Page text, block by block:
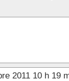
2011 10 h 19